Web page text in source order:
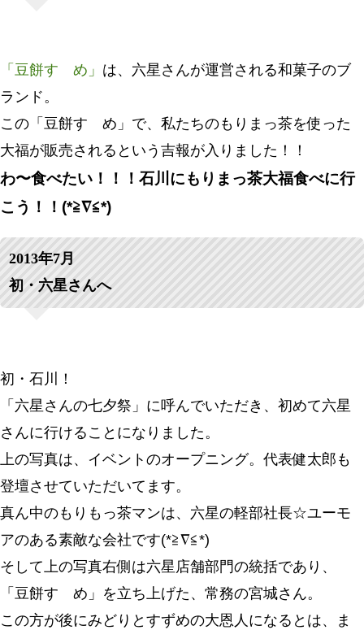
「豆餅すゞめ」 は、六星さんが運営される和菓子のブ
ランド。
この「豆餅すゞめ」で、私たちのもりまっ茶を使った
大福が販売されるという吉報が入りました！！
わ〜食べたい！！！石川にもりまっ茶大福食べに行
こう！！(*≧∇≦*)
2013年7月
初・六星さんへ
初・石川！
「六星さんの七夕祭」に呼んでいただき、初めて六星
さんに行けることになりました。
上の写真は、イベントのオープニング。代表健太郎も
登壇させていただいてます。
真ん中のもりもっ茶マンは、六星の軽部社長☆ユーモ
アのある素敵な会社です(*≧∇≦*)
そして上の写真右側は六星店舗部門の統括であり、
「豆餅すゞめ」を立ち上げた、常務の宮城さん。
この方が後にみどりとすずめの大恩人になるとは、ま